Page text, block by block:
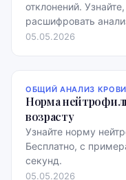
отклонений.
расшифровать
05.05.2026
ОБЩИЙ АНАЛИЗ КРОВИ
Норма
возрасту
Узнайте норму
Бесплатно, с
секунд.
05.05.2026